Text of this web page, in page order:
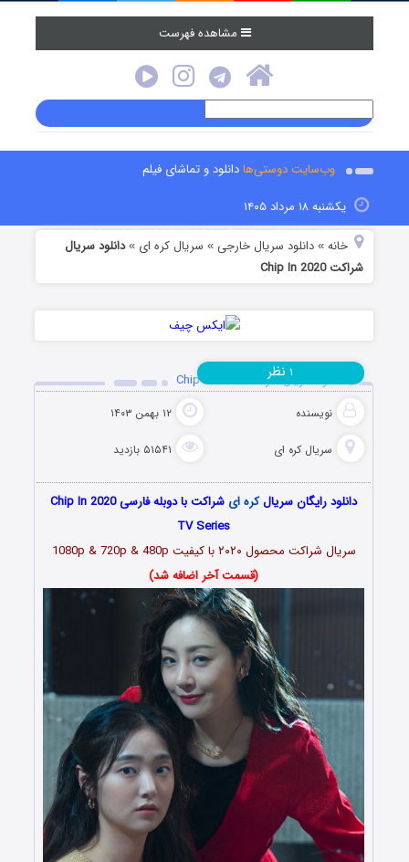
مشاهده فهرست
وب‌سایت دوستی‌هادانلود و تماشای فیلم
یکشنبه ۱۸ مرداد ۱۴۰۵
خانه »دانلود سریال خارجی » سریال کره ای »دانلود سریال
شراکت Chip In 2020
دانلود سریال شراکت Chip In 2020
نویسنده ۱۲ بهمن ۱۴۰۳
سریال کره ای ۵۱۵۴۱ بازدید
۱ نظر
دانلود رایگان سریالکره ای
شراکت با دوبله فارسی Chip In 2020
TV Series
سریال شراکت محصول ۲۰۲۰ با کیفیت 1080p & 720p & 480p
(قسمت آخر اضافه شد)